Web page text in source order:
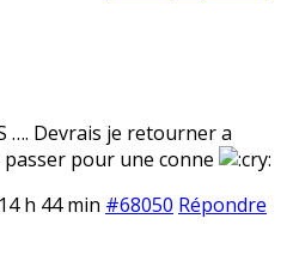
…. Devrais je retourner a
passer pour une conne
h 44 min #68050 Répondre